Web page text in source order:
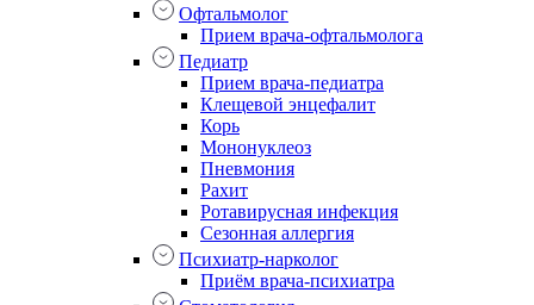
Офтальмолог
Прием врача-офтальмолога
Педиатр
Прием врача-педиатра
Клещевой энцефалит
Корь
Мононуклеоз
Пневмония
Рахит
Ротавирусная инфекция
Сезонная аллергия
Психиатр-нарколог
Приём врача-психиатра